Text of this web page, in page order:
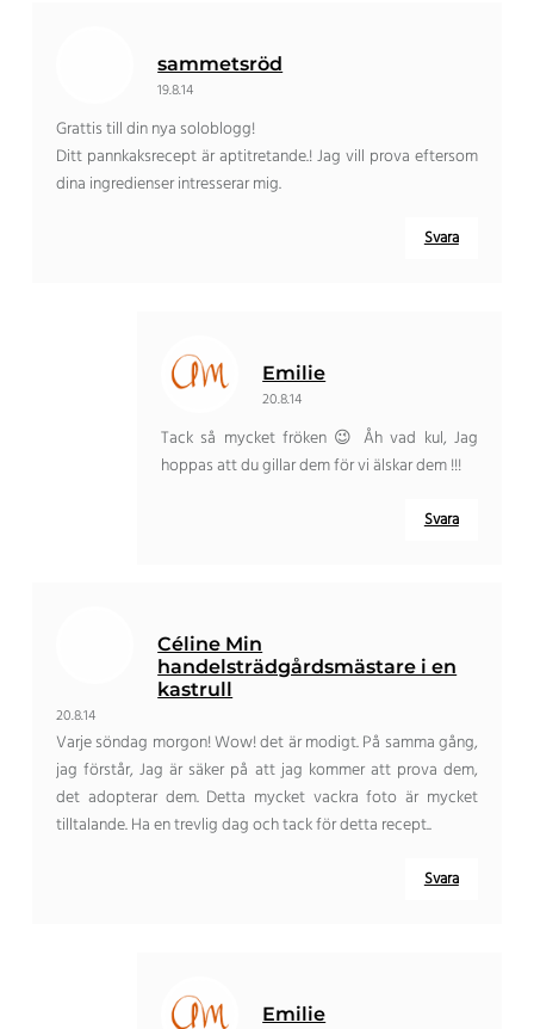
sammetsröd
19.8.14
Grattis till din nya soloblogg!
Ditt pannkaksrecept är aptitretande.! Jag vill prova eftersom
dina ingredienser intresserar mig.
Svara
Emilie
20.8.14
Tack så mycket fröken 😉 Åh vad kul, Jag
hoppas att du gillar dem för vi älskar dem !!!
Svara
Céline Min
handelsträdgårdsmästare i en
kastrull
20.8.14
Varje söndag morgon! Wow! det är modigt. På samma gång,
jag förstår, Jag är säker på att jag kommer att prova dem,
det adopterar dem. Detta mycket vackra foto är mycket
tilltalande. Ha en trevlig dag och tack för detta recept..
Svara
Emilie